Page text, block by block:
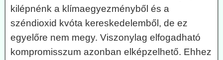
kilépnénk a klímaegyezményből és a
széndioxid kvóta kereskedelemből, de ez
egyelőre nem megy. Viszonylag elfogadható
kompromisszum azonban elképzelhető. Ehhez